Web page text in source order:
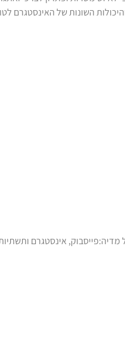
השונות של האינסטגרם
מדיה:פייסבוק, אינסטגרם